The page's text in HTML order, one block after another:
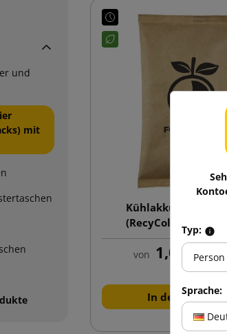
und
mit
Kühlakku aus
(RecyCold® cool
Aufdruck
von 1,07 € inkl.
In den
Typ:
Person
Sprache: